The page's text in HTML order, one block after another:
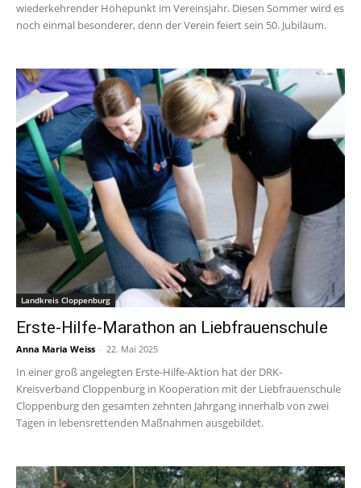
wiederkehrender Höhepunkt im Vereinsjahr. Diesen Sommer wird es
noch einmal besonderer, denn der Verein feiert sein 50. Jubiläum.
Landkreis Cloppenburg
Erste-Hilfe-Marathon an Liebfrauenschule
Anna Maria Weiss - 22. Mai 2025
In einer groß angelegten Erste-Hilfe-Aktion hat der DRK-
Kreisverband Cloppenburg in Kooperation mit der Liebfrauenschule
Cloppenburg den gesamten zehnten Jahrgang innerhalb von zwei
Tagen in lebensrettenden Maßnahmen ausgebildet.